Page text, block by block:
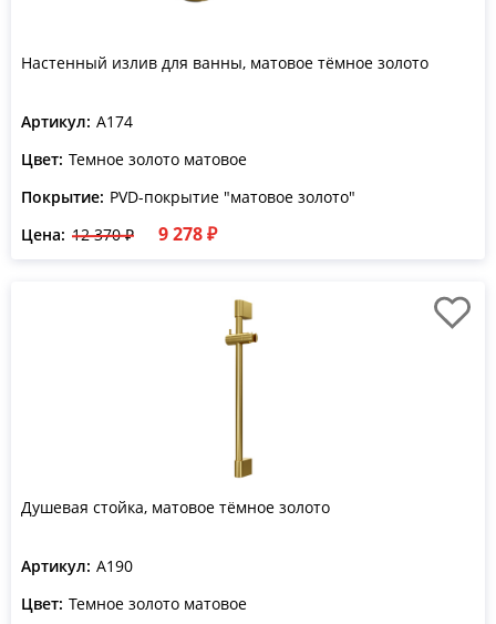
Настенный излив для ванны, матовое тёмное золото
Артикул: A174
Цвет: Темное золото матовое
Покрытие: PVD-покрытие "матовое золото"
Цена: 12 370 ₽ 9 278 ₽
Душевая стойка, матовое тёмное золото
Артикул: A190
Цвет: Темное золото матовое